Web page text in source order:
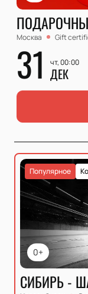
Москва Gift
31 чт, 00:00
ДЕК
0+
Популярное
СИБИРЬ -